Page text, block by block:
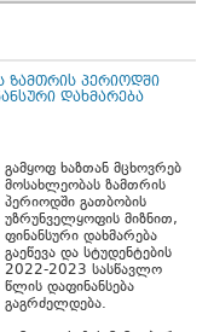
ზამთრის პერიოდში
დახმარება
გამყოფ ხაზთან მცხოვრებ
მოსახლეობას ზამთრის
პერიოდში გათბობის
უზრუნველყოფის მიზნით,
ფინანსური დახმარება
გაეწევა და სტუდენტების
2022-2023 სასწავლო
წლის დაფინანსება
გაგრძელდება.